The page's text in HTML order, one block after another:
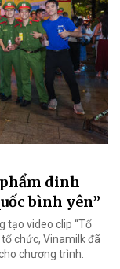
dinh
bình yên”
tạo video clip “Tổ
chức, Vinamilk đã
chương trình.